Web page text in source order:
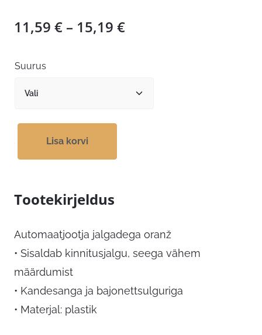
11,59 € – 15,19 €Hinnavahemik:
Suurus
Lisa korvi
Tootekirjeldus
Automaatjootja jalgadega oranž
• Sisaldab kinnitusjalgu, seega vähem
määrdumist
• Kandesanga ja bajonettsulguriga
• Materjal: plastik